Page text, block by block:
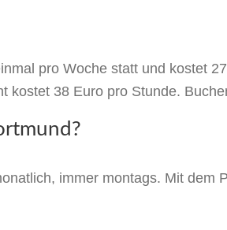
pro Woche statt und kostet
kostet 38 Euro pro Stunde.
immer montags. Mit dem